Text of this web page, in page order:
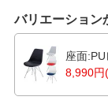
バリエーション
座面
8,990円